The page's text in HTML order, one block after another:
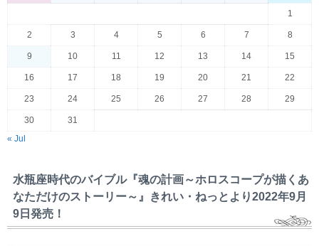
1
2 3 4 5 6 7 8
9 10 11 12 13 14 15
16 17 18 19 20 21 22
23 24 25 26 27 28 29
30
31
« Jul
水瓶座時代のバイブル『魂の計画～ホロスコープが描くあ
なただけのストーリー～』きれい・ねっとより2022年9月
9日発売！